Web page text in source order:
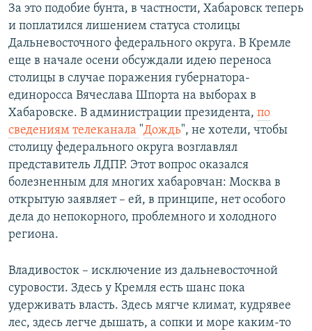
За это подобие бунта, в частности, Хабаровск теперь
и поплатился лишением статуса столицы
Дальневосточного федерального округа. В Кремле
еще в начале осени обсуждали идею переноса
столицы в случае поражения губернатора-
единоросса Вячеслава Шпорта на выборах в
Хабаровске. В администрации президента, по
сведениям телеканала "​Дождь"​, не хотели, чтобы
столицу федерального округа возглавлял
представитель ЛДПР. Этот вопрос оказался
болезненным для многих хабаровчан: Москва в
открытую заявляет – ей, в принципе, нет особого
дела до непокорного, проблемного и холодного
региона.
Владивосток – исключение из дальневосточной
суровости. Здесь у Кремля есть шанс пока
удерживать власть. Здесь мягче климат, кудрявее
лес, здесь легче дышать, а сопки и море каким-то